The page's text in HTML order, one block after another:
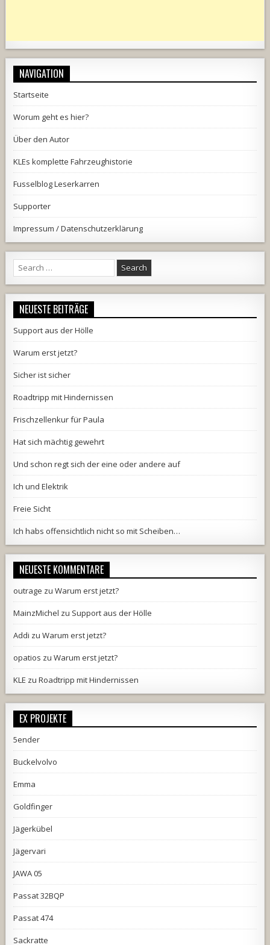
NAVIGATION
Startseite
Worum geht es hier?
Über den Autor
KLEs komplette Fahrzeughistorie
Fusselblog Leserkarren
Supporter
Impressum / Datenschutzerklärung
Search
for:
NEUESTE BEITRÄGE
Support aus der Hölle
Warum erst jetzt?
Sicher ist sicher
Roadtripp mit Hindernissen
Frischzellenkur für Paula
Hat sich mächtig gewehrt
Und schon regt sich der eine oder andere auf
Ich und Elektrik
Freie Sicht
Ich habs offensichtlich nicht so mit Scheiben…
NEUESTE KOMMENTARE
outrage zuWarum erst jetzt?
MainzMichel zu Support aus der Hölle
Addi zuWarum erst jetzt?
opatios zuWarum erst jetzt?
KLE zuRoadtripp mit Hindernissen
EX PROJEKTE
5ender
Buckelvolvo
Emma
Goldfinger
Jägerkübel
Jägervari
JAWA 05
Passat 32BQP
Passat 474
Sackratte